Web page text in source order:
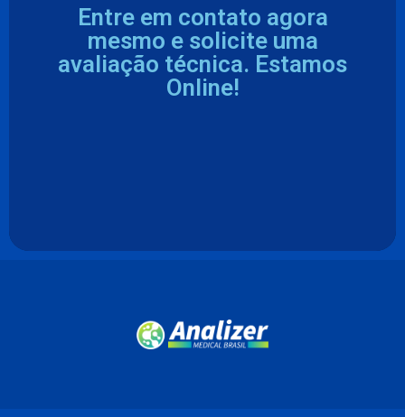
Entre em contato agora
mesmo e solicite uma
avaliação técnica. Estamos
Online!